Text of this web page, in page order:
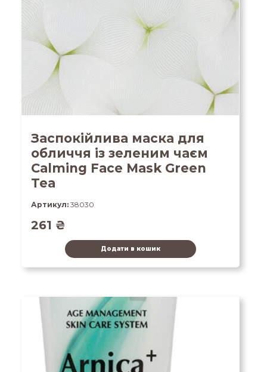
Заспокійлива маска для
обличчя із зеленим чаєм
Calming Face Mask Green
Tea
Артикул: 38030
261 ₴
Додати в кошик